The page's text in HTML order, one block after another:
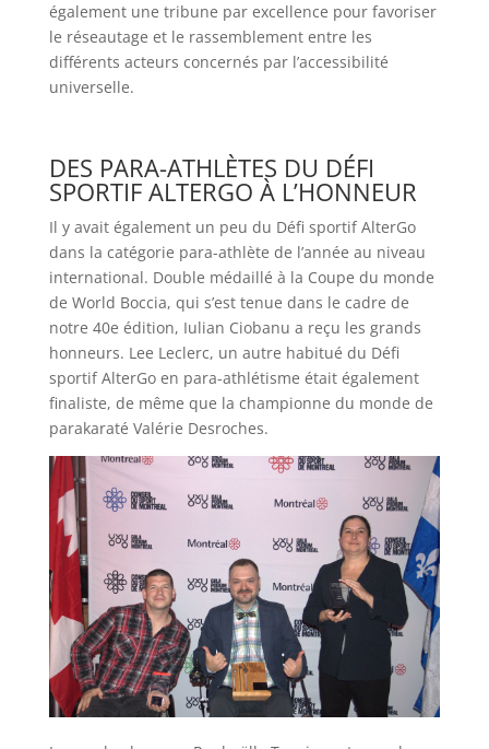
également une tribune par excellence pour favoriser
le réseautage et le rassemblement entre les
différents acteurs concernés par l’accessibilité
universelle.
DES PARA-ATHLÈTES DU DÉFI
SPORTIF ALTERGO À L’HONNEUR
Il y avait également un peu du Défi sportif AlterGo
dans la catégorie para-athlète de l’année au niveau
international. Double médaillé à la Coupe du monde
de World Boccia, qui s’est tenue dans le cadre de
notre 40e édition, Iulian Ciobanu a reçu les grands
honneurs. Lee Leclerc, un autre habitué du Défi
sportif AlterGo en para-athlétisme était également
finaliste, de même que la championne du monde de
parakaraté Valérie Desroches.